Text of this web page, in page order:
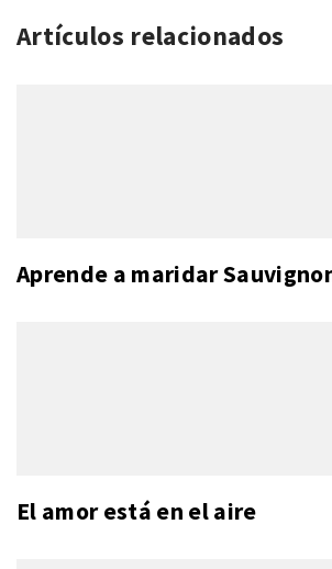
Artículos relacionados
Aprende a maridar
El amor está en el aire